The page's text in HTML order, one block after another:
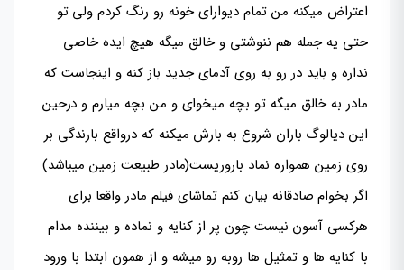
اعتراض میکنه من تمام دیوارای خونه رو رنگ کردم ولی تو
حتی یه جمله هم ننوشتی و خالق میگه هیچ ایده خاصی
نداره و باید در رو به روی آدمای جدید باز کنه و اینجاست که
مادر به خالق میگه تو بچه میخوای و من بچه میارم و درحین
این دیالوگ باران شروع به بارش میکنه که درواقع بارندگی بر
روی زمین همواره نماد باروریست(مادر طبیعت زمین میباشد)
اگر بخوام صادقانه بیان کنم تماشای فیلم مادر واقعا برای
هرکسی آسون نیست چون پر از کنایه و نماده و بیننده مدام
با کنایه ها و تمثیل ها روبه رو میشه و از همون ابتدا با ورود